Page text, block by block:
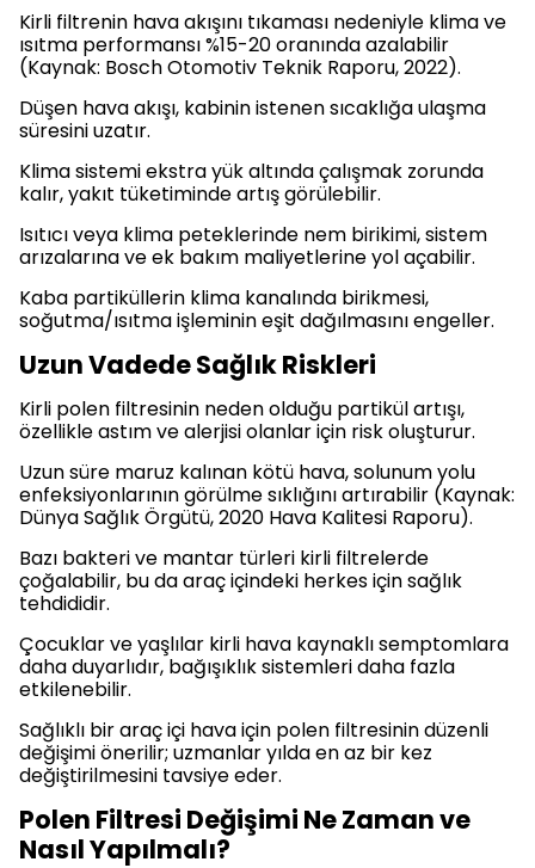
Kirli filtrenin hava akışını tıkaması nedeniyle klima ve
ısıtma performansı %15-20 oranında azalabilir
(Kaynak: Bosch Otomotiv Teknik Raporu, 2022).
Düşen hava akışı, kabinin istenen sıcaklığa ulaşma
süresini uzatır.
Klima sistemi ekstra yük altında çalışmak zorunda
kalır, yakıt tüketiminde artış görülebilir.
Isıtıcı veya klima peteklerinde nem birikimi, sistem
arızalarına ve ek bakım maliyetlerine yol açabilir.
Kaba partiküllerin klima kanalında birikmesi,
soğutma/ısıtma işleminin eşit dağılmasını engeller.
Uzun Vadede Sağlık Riskleri
Kirli polen filtresinin neden olduğu partikül artışı,
özellikle astım ve alerjisi olanlar için risk oluşturur.
Uzun süre maruz kalınan kötü hava, solunum yolu
enfeksiyonlarının görülme sıklığını artırabilir (Kaynak:
Dünya Sağlık Örgütü, 2020 Hava Kalitesi Raporu).
Bazı bakteri ve mantar türleri kirli filtrelerde
çoğalabilir, bu da araç içindeki herkes için sağlık
tehdididir.
Çocuklar ve yaşlılar kirli hava kaynaklı semptomlara
daha duyarlıdır, bağışıklık sistemleri daha fazla
etkilenebilir.
Sağlıklı bir araç içi hava için polen filtresinin düzenli
değişimi önerilir; uzmanlar yılda en az bir kez
değiştirilmesini tavsiye eder.
Polen Filtresi Değişimi Ne Zaman ve
Nasıl Yapılmalı?